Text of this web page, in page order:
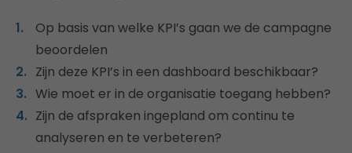
Op basis van welke KPI’s gaan we de campagne
beoordelen
​Zijn deze KPI’s in een dashboard beschikbaar?
Wie moet er in de organisatie toegang hebben?
Zijn de afspraken ingepland om continu te
analyseren en te verbeteren?